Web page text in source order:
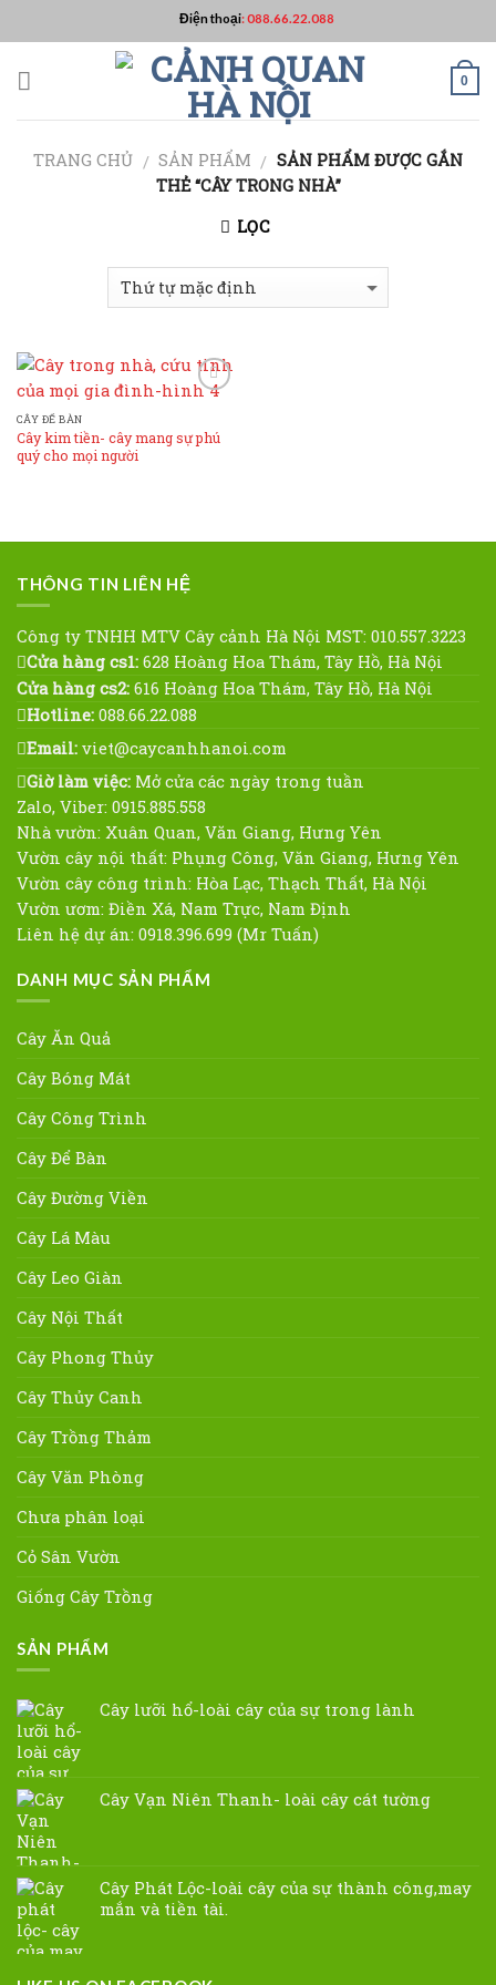
to
Điện thoại:088.66.22.088
0
TRANG CHỦ / SẢN PHẨM / SẢN PHẨM ĐƯỢC GẮN
THẺ “CÂY TRONG NHÀ”
LỌC
CÂY ĐỂ BÀN
Cây kim tiền- cây mang sự phú
quý cho mọi người
THÔNG TIN LIÊN HỆ
Công ty TNHH MTV Cây cảnh Hà Nội MST: 010.557.3223
Cửa hàng cs1: 628 Hoàng Hoa Thám, Tây Hồ, Hà Nội
Cửa hàng cs2: 616 Hoàng Hoa Thám, Tây Hồ, Hà Nội
Hotline: 088.66.22.088
Email: viet@caycanhhanoi.com
Giờ làm việc: Mở cửa các ngày trong tuần
Zalo, Viber: 0915.885.558
Nhà vườn: Xuân Quan, Văn Giang, Hưng Yên
Vườn cây nội thất: Phụng Công, Văn Giang, Hưng Yên
Vườn cây công trình: Hòa Lạc, Thạch Thất, Hà Nội
Vườn ươm: Điền Xá, Nam Trực, Nam Định
Liên hệ dự án: 0918.396.699 (Mr Tuấn)
DANH MỤC SẢN PHẨM
Cây Ăn Quả
Cây Bóng Mát
Cây Công Trình
Cây Để Bàn
Cây Đường Viền
Cây Lá Màu
Cây Leo Giàn
Cây Nội Thất
Cây Phong Thủy
Cây Thủy Canh
Cây Trồng Thảm
Cây Văn Phòng
Chưa phân loại
Cỏ Sân Vườn
Giống Cây Trồng
SẢN PHẨM
Cây lưỡi hổ-loài cây của sự trong lành
Cây Vạn Niên Thanh- loài cây cát tường
Cây Phát Lộc-loài cây của sự thành công,may
mắn và tiền tài.